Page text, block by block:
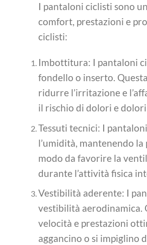
I pantaloni ciclisti sono
comfort, prestazioni e
ciclisti:
Imbottitura: I pantaloni
fondello o inserto.
ridurre l’irritazione e
il rischio di dolori e dolori
Tessuti tecnici: I
l’umidità, mantenendo
modo da favorire la
durante l’attività fisica
Vestibilità aderente: I
vestibilità aerodinamica.
velocità e prestazioni
aggancino o si impiglino